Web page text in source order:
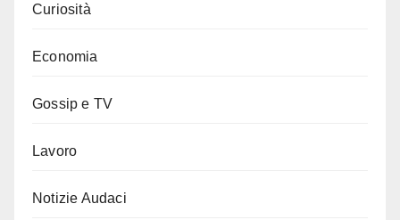
Curiosità
Economia
Gossip e TV
Lavoro
Notizie Audaci